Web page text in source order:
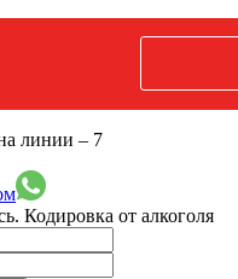
линии – 7
Кодировка от алкоголя